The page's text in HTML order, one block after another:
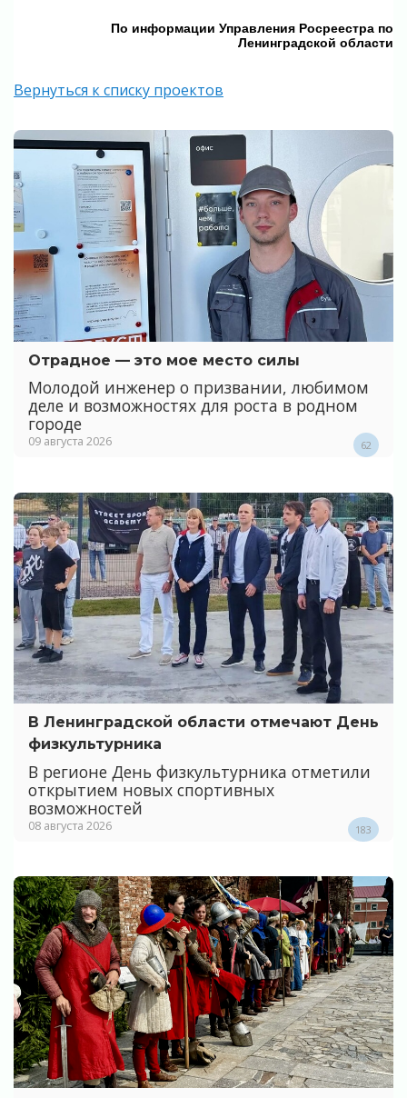
По информации Управления Росреестра по
Ленинградской области
Вернуться к списку проектов
Отрадное — это мое место силы
Молодой инженер о призвании, любимом
деле и возможностях для роста в родном
городе
09 августа 2026 62
В Ленинградской области отмечают День
физкультурника
В регионе День физкультурника отметили
открытием новых спортивных
возможностей
08 августа 2026 183